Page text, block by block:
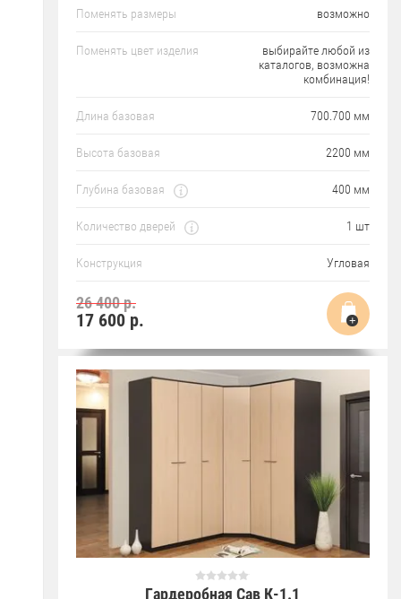
Поменять размеры возможно
Поменять цвет изделия
выбирайте любой из
каталогов, возможна
комбинация!
Длина базовая 700.700 мм
Высота базовая 2200 мм
Глубина базовая 400 мм
Количество дверей 1 шт
Конструкция Угловая
26 400 р.
17 600р.
Гардеробная Сав К-1.1